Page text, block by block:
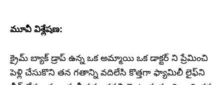
మూవీ విశ్లేషణ:
క్రైమ్‌ బ్యాక్‌ డ్రాప్‌ ఉన్న ఒక అమ్మాయి ఒక డాక్టర్‌ ని ప్రేమించి
పెళ్లి చేసుకొని తన గతాన్ని వదిలేసి కొత్తగా ఫ్యామిలీ లైఫ్‌ని